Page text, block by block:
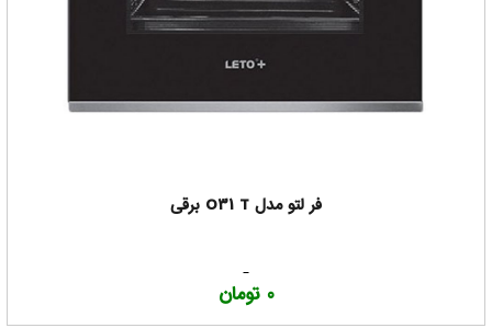
فر لتو مدل O31 T برقی
0 تومان